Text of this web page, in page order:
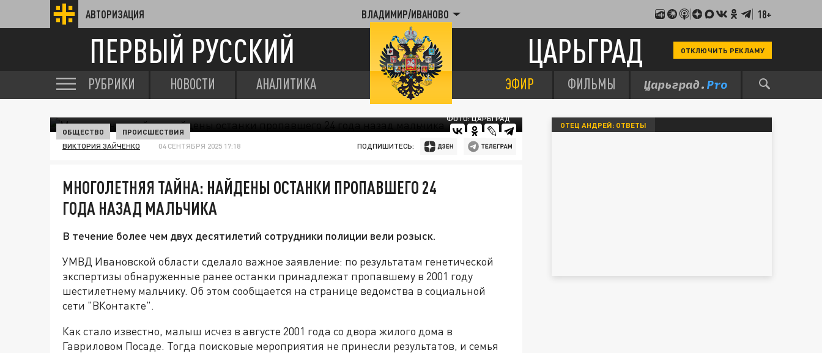
АВТОРИЗАЦИЯ ВЛАДИМИР/ИВАНОВО 18+
ПЕРВЫЙ РУССКИЙ ЦАРЬГРАД ОТКЛЮЧИТЬ РЕКЛАМУ
РУБРИКИ НОВОСТИ АНАЛИТИКА ЭФИР ФИЛЬМЫ
ФОТО: ЦАРЬГРАД
ОБЩЕСТВО ПРОИСШЕСТВИЯ
ВИКТОРИЯ ЗАЙЧЕНКО 04 СЕНТЯБРЯ 2025 17:18 ПОДПИШИТЕСЬ:
МНОГОЛЕТНЯЯ ТАЙНА: НАЙДЕНЫ ОСТАНКИ ПРОПАВШЕГО 24
ГОДА НАЗАД МАЛЬЧИКА
В течение более чем двух десятилетий сотрудники полиции вели розыск.
УМВД Ивановской области сделало важное заявление: по результатам генетической
экспертизы обнаруженные ранее останки принадлежат пропавшему в 2001 году
шестилетнему мальчику. Об этом сообщается на странице ведомства в социальной
сети "ВКонтакте".
Как стало известно, малыш исчез в августе 2001 года со двора жилого дома в
Гавриловом Посаде. Тогда поисковые мероприятия не принесли результатов, и семья
ОТЕЦ АНДРЕЙ: ОТВЕТЫ